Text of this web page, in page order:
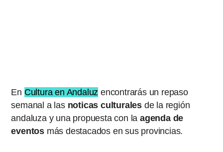
En Cultura en Andaluz encontrarás un repaso
semanal a las noticas culturales de la región
andaluza y una propuesta con la agenda de
eventos más destacados en sus provincias.